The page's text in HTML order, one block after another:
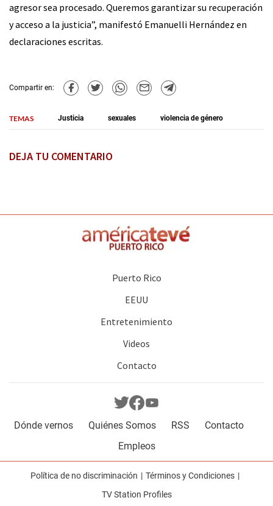
agresor sea procesado. Queremos garantizar su recuperación
y acceso a la justicia”, manifestó Emanuelli Hernández en
declaraciones escritas.
Compartir en:
TEMAS Justicia sexuales violencia de género
DEJA TU COMENTARIO
Puerto Rico
EEUU
Entretenimiento
Videos
Contacto
Dónde vernos Quiénes Somos RSS
Contacto
Empleos
Política de no discriminación
Términos y Condiciones
TV Station Profiles